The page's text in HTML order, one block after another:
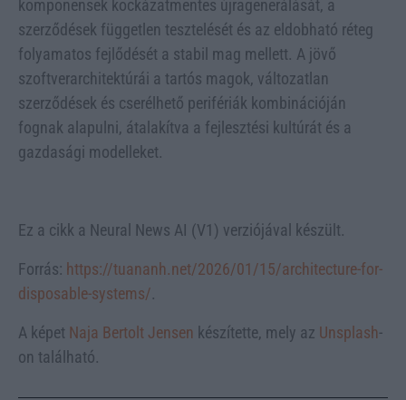
komponensek kockázatmentes újragenerálását, a
szerződések független tesztelését és az eldobható réteg
folyamatos fejlődését a stabil mag mellett. A jövő
szoftverarchitektúrái a tartós magok, változatlan
szerződések és cserélhető perifériák kombinációján
fognak alapulni, átalakítva a fejlesztési kultúrát és a
gazdasági modelleket.
Ez a cikk a Neural News AI (V1) verziójával készült.
Forrás: https://tuananh.net/2026/01/15/architecture-for-
disposable-systems/.
A képet Naja Bertolt Jensen készítette, mely az Unsplash-
on található.